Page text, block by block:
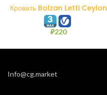
Кровать Bolzan Letti Ceylon
₽220
Info@cg.market